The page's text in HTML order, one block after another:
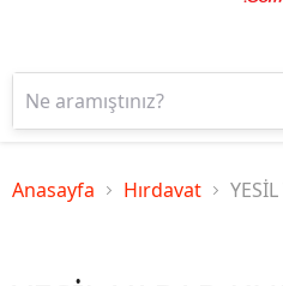
Anasayfa Hırdavat